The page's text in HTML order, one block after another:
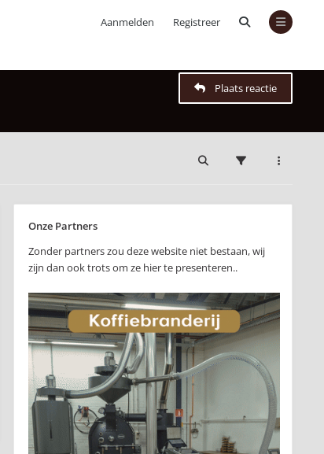
Aanmelden Registreer
Plaats reactie
Onze Partners
Zonder partners zou deze website niet bestaan, wij
zijn dan ook trots om ze hier te presenteren..